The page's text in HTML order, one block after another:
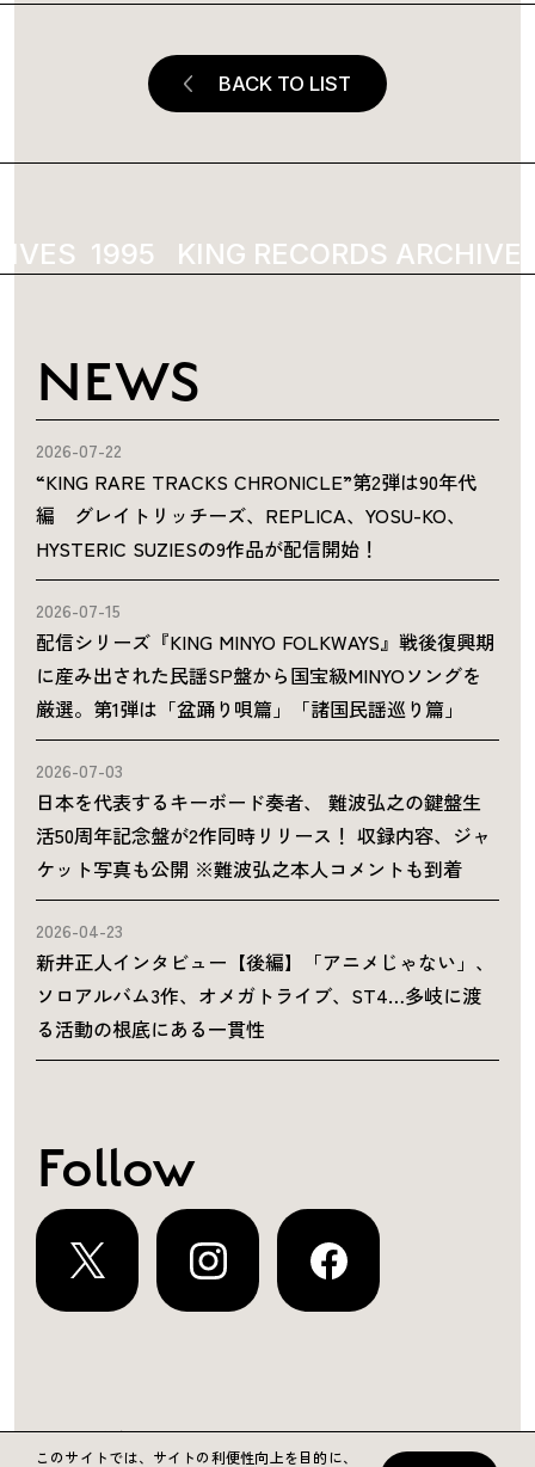
BACK TO LIST
1979 KING RECORDS ARCHIVES
NEWS
2026-07-22
“KING RARE TRACKS CHRONICLE”第2弾は90年代
編 グレイトリッチーズ、REPLICA、YOSU-KO、
HYSTERIC SUZIESの9作品が配信開始！
2026-07-15
配信シリーズ『KING MINYO FOLKWAYS』戦後復興期
に産み出された民謡SP盤から国宝級MINYOソングを
厳選。第1弾は「盆踊り唄篇」「諸国民謡巡り篇」
2026-07-03
日本を代表するキーボード奏者、 難波弘之の鍵盤生
活50周年記念盤が2作同時リリース！ 収録内容、ジャ
ケット写真も公開 ※難波弘之本人コメントも到着
2026-04-23
新井正人インタビュー【後編】「アニメじゃない」、
ソロアルバム3作、オメガトライブ、ST4…多岐に渡
る活動の根底にある一貫性
Follow
運営会社 プライバシーポリシー お問い合わせ
このサイトでは、サイトの利便性向上を目的に、